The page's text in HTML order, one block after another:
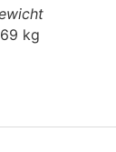
kg